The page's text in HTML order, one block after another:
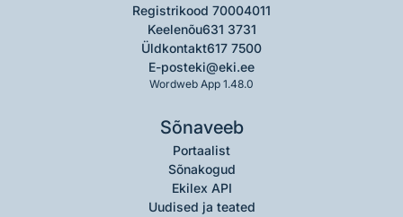
Registrikood 70004011
Keelenõu631 3731
Üldkontakt617 7500
E-posteki@eki.ee
Wordweb App 1.48.0
Sõnaveeb
Portaalist
Sõnakogud
Ekilex API
Uudised ja teated